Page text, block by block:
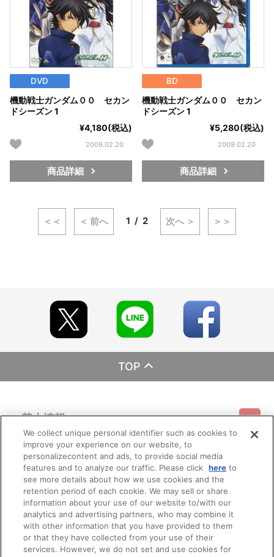
DVD
機動戦士ガンダム００ セカン
ドシーズン 1
¥4,180(税込)
2009.02.20
商品詳細
BD
機動戦士ガンダム００ セカン
ドシーズン 1
¥5,280(税込)
2009.02.20
商品詳細
＜＜ ＜ 前へ 1 2 次へ ＞ ＞＞
TOP
基本情報
利用規約 特定商取引法に基づく表示 プライバシーポリシー
プライバシーオプション 会社概要
ご利用情報
ご利用ガイド サイトマップ お問い合わせ
Do Not Sell or Share My Personal Information
会員メニュー
ログイン 会員規約 新規会員登録
その他のご案内
公式X バンダイナムコフィルムワークス
We collect unique personal identifier such as cookies to
improve your experience on our website, to
personalizecontent and ads, to provide social media
features and to analyze our traffic. Please click here to
see more details about how we use cookies and the
retention period of each cookie. We may sell or share
information about your use of our website to/with our
analytics and advertising partners, who may combine it
with other information that you have provided to them
or that they have collected from your use of their
services. However, we do not set and use cookies for